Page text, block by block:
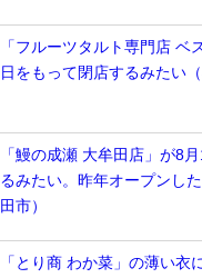
「フルーツタルト専門店 ベ
日をもって閉店するみたい（
「鰻の成瀬 大牟田店」が8
るみたい。昨年オープンし
田市）
「とり商 わか菜」の薄い衣